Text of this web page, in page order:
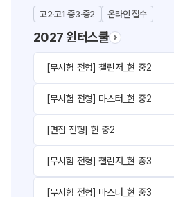
고2·고1·중3·중2 온라인 접수
2027 윈터스쿨
[무시험 전형] 챌린저_현 중2
[무시험 전형] 마스터_현 중2
[면접 전형] 현 중2
[무시험 전형] 챌린저_현 중3
[무시험 전형] 마스터_현 중3